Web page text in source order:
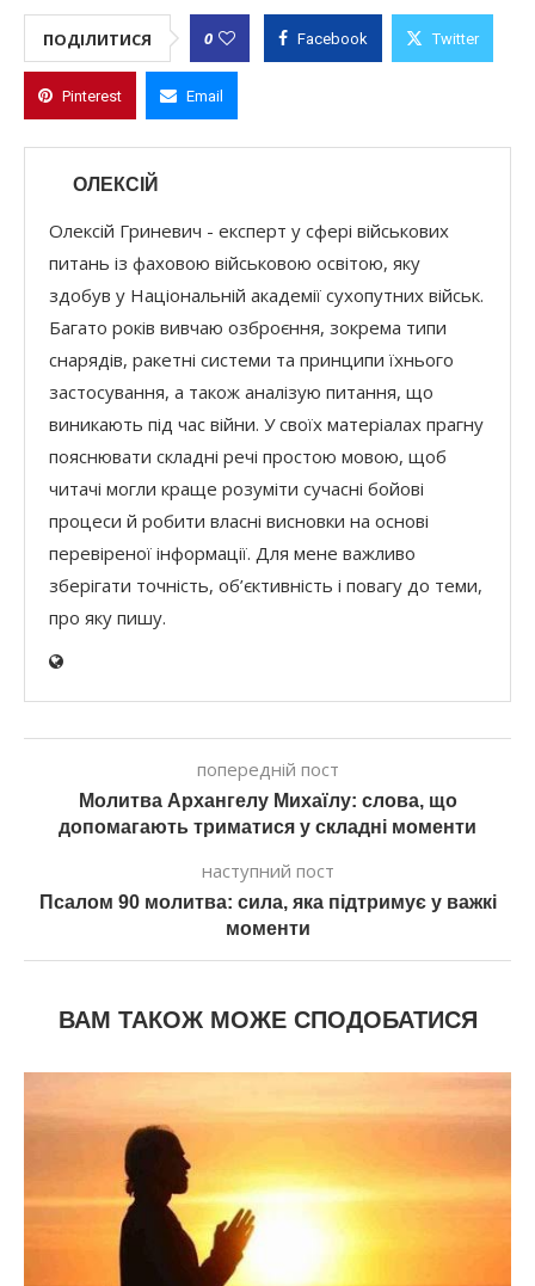
ПОДІЛИТИСЯ 0 Facebook Twitter
Pinterest Email
ОЛЕКСІЙ
Олексій Гриневич - експерт у сфері військових
питань із фаховою військовою освітою, яку
здобув у Національній академії сухопутних військ.
Багато років вивчаю озброєння, зокрема типи
снарядів, ракетні системи та принципи їхнього
застосування, а також аналізую питання, що
виникають під час війни. У своїх матеріалах прагну
пояснювати складні речі простою мовою, щоб
читачі могли краще розуміти сучасні бойові
процеси й робити власні висновки на основі
перевіреної інформації. Для мене важливо
зберігати точність, об’єктивність і повагу до теми,
про яку пишу.
попередній пост
Молитва Архангелу Михаїлу: слова, що
допомагають триматися у складні моменти
наступний пост
Псалом 90 молитва: сила, яка підтримує у важкі
моменти
ВАМ ТАКОЖ МОЖЕ СПОДОБАТИСЯ